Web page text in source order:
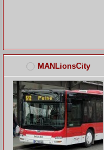
MANLionsCity